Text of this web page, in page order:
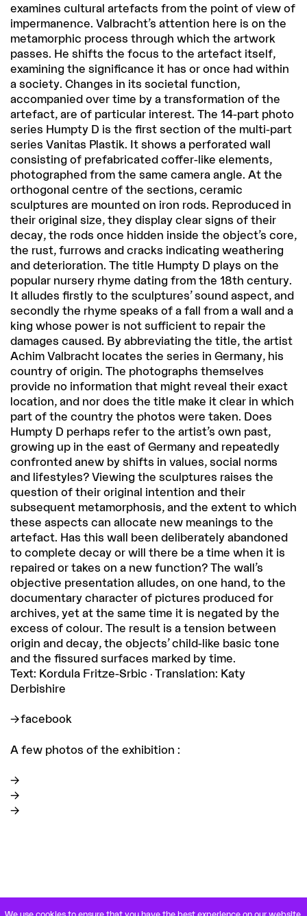
examines cultural artefacts from the point of view of
impermanence. Valbracht’s attention here is on the
metamorphic process through which the artwork
passes. He shifts the focus to the artefact itself,
examining the significance it has or once had within
a society. Changes in its societal function,
accompanied over time by a transformation of the
artefact, are of particular interest. The 14-part photo
series Humpty D is the first section of the multi-part
series Vanitas Plastik. It shows a perforated wall
consisting of prefabricated coffer-like elements,
photographed from the same camera angle. At the
orthogonal centre of the sections, ceramic
sculptures are mounted on iron rods. Reproduced in
their original size, they display clear signs of their
decay, the rods once hidden inside the object’s core,
the rust, furrows and cracks indicating weathering
and deterioration. The title Humpty D plays on the
popular nursery rhyme dating from the 18th century.
It alludes firstly to the sculptures’ sound aspect, and
secondly the rhyme speaks of a fall from a wall and a
king whose power is not sufficient to repair the
damages caused. By abbreviating the title, the artist
Achim Valbracht locates the series in Germany, his
country of origin. The photographs themselves
provide no information that might reveal their exact
location, and nor does the title make it clear in which
part of the country the photos were taken. Does
Humpty D perhaps refer to the artist’s own past,
growing up in the east of Germany and repeatedly
confronted anew by shifts in values, social norms
and lifestyles? Viewing the sculptures raises the
question of their original intention and their
subsequent metamorphosis, and the extent to which
these aspects can allocate new meanings to the
artefact. Has this wall been deliberately abandoned
to complete decay or will there be a time when it is
repaired or takes on a new function? The wall’s
objective presentation alludes, on one hand, to the
documentary character of pictures produced for
archives, yet at the same time it is negated by the
excess of colour. The result is a tension between
origin and decay, the objects’ child-like basic tone
and the fissured surfaces marked by time.
Text: Kordula Fritze-Srbic · Translation: Katy
Derbishire
facebook
A few photos of the exhibition :
We use cookies to ensure that you have the best experience on our website.